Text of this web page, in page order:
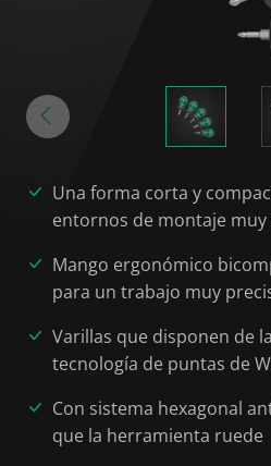
Una forma corta y
entornos de montaje muy
Mango ergonómico
para un trabajo muy
Varillas que disponen de
tecnología de puntas de
Con sistema hexagonal
que la herramienta ruede